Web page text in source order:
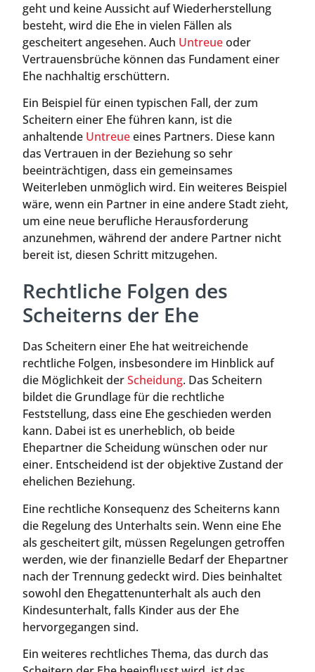
geht und keine Aussicht auf Wiederherstellung
besteht, wird die Ehe in vielen Fällen als
gescheitert angesehen. Auch Untreueoder
Vertrauensbrüche können das Fundament einer
Ehe nachhaltig erschüttern.
Ein Beispiel für einen typischen Fall, der zum
Scheitern einer Ehe führen kann, ist die
anhaltende Untreueeines Partners. Diese kann
das Vertrauen in der Beziehung so sehr
beeinträchtigen, dass ein gemeinsames
Weiterleben unmöglich wird. Ein weiteres Beispiel
wäre, wenn ein Partner in eine andere Stadt zieht,
um eine neue berufliche Herausforderung
anzunehmen, während der andere Partner nicht
bereit ist, diesen Schritt mitzugehen.
Rechtliche Folgen des
Scheiterns der Ehe
Das Scheitern einer Ehe hat weitreichende
rechtliche Folgen, insbesondere im Hinblick auf
die Möglichkeit derScheidung. Das Scheitern
bildet die Grundlage für die rechtliche
Feststellung, dass eine Ehe geschieden werden
kann. Dabei ist es unerheblich, ob beide
Ehepartner die Scheidung wünschen oder nur
einer. Entscheidend ist der objektive Zustand der
ehelichen Beziehung.
Eine rechtliche Konsequenz des Scheiterns kann
die Regelung des Unterhalts sein. Wenn eine Ehe
als gescheitert gilt, müssen Regelungen getroffen
werden, wie der finanzielle Bedarf der Ehepartner
nach der Trennung gedeckt wird. Dies beinhaltet
sowohl den Ehegattenunterhalt als auch den
Kindesunterhalt, falls Kinder aus der Ehe
hervorgegangen sind.
Ein weiteres rechtliches Thema, das durch das